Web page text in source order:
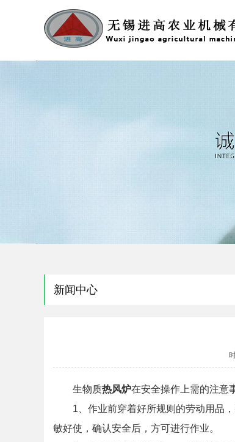
新闻中心
生物质热风炉在安全操作上需的注意
1、作业前穿着好所规则的劳动用品
敏好使，确认安全后，方可进行作业。